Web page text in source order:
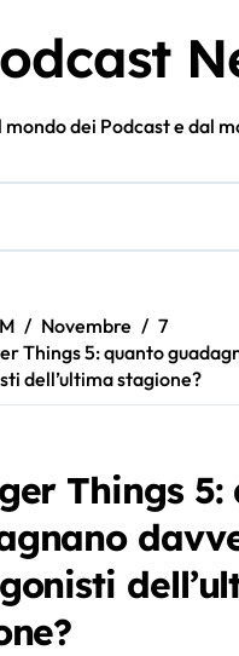
mondo dei Podcast e dal
Novembre
7
Things 5: quanto
dell’ultima stagione?
Things 5: